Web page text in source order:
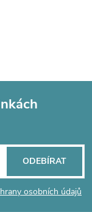
osobních údajů
ODEBÍRAT